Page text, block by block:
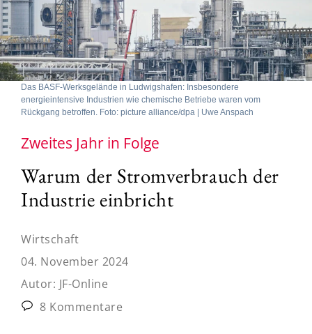
Das BASF-Werksgelände in Ludwigshafen: Insbesondere
energieintensive Industrien wie chemische Betriebe waren vom
Rückgang betroffen. Foto: picture alliance/dpa | Uwe Anspach
Zweites Jahr in Folge
Warum der Stromverbrauch der
Industrie einbricht
Wirtschaft
04. November 2024
Autor: JF-Online
8 Kommentare